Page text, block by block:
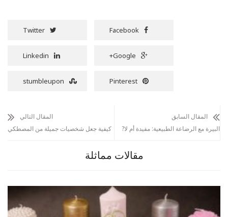
Facebook
Twitter
Google+
Linkedin
Pinterest
stumbleupon
المقال السابق
البيرة مع الرضاعة الطبيعية: مفيدة أم لا?
المقال التالي
كيفية جعل شخصيات جميلة من المصطكي
مقالات مماثلة